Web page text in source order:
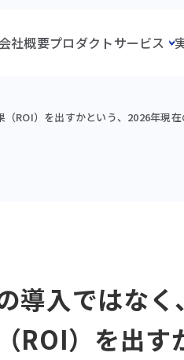
会社概要プロダクトサービス
ROI）を出すかという、2026年現
導入ではな
ROI）を出